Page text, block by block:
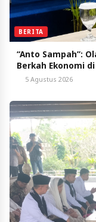
BERITA
“Anto Sampah”:
Berkah Ekonomi
5 Agustus 2026